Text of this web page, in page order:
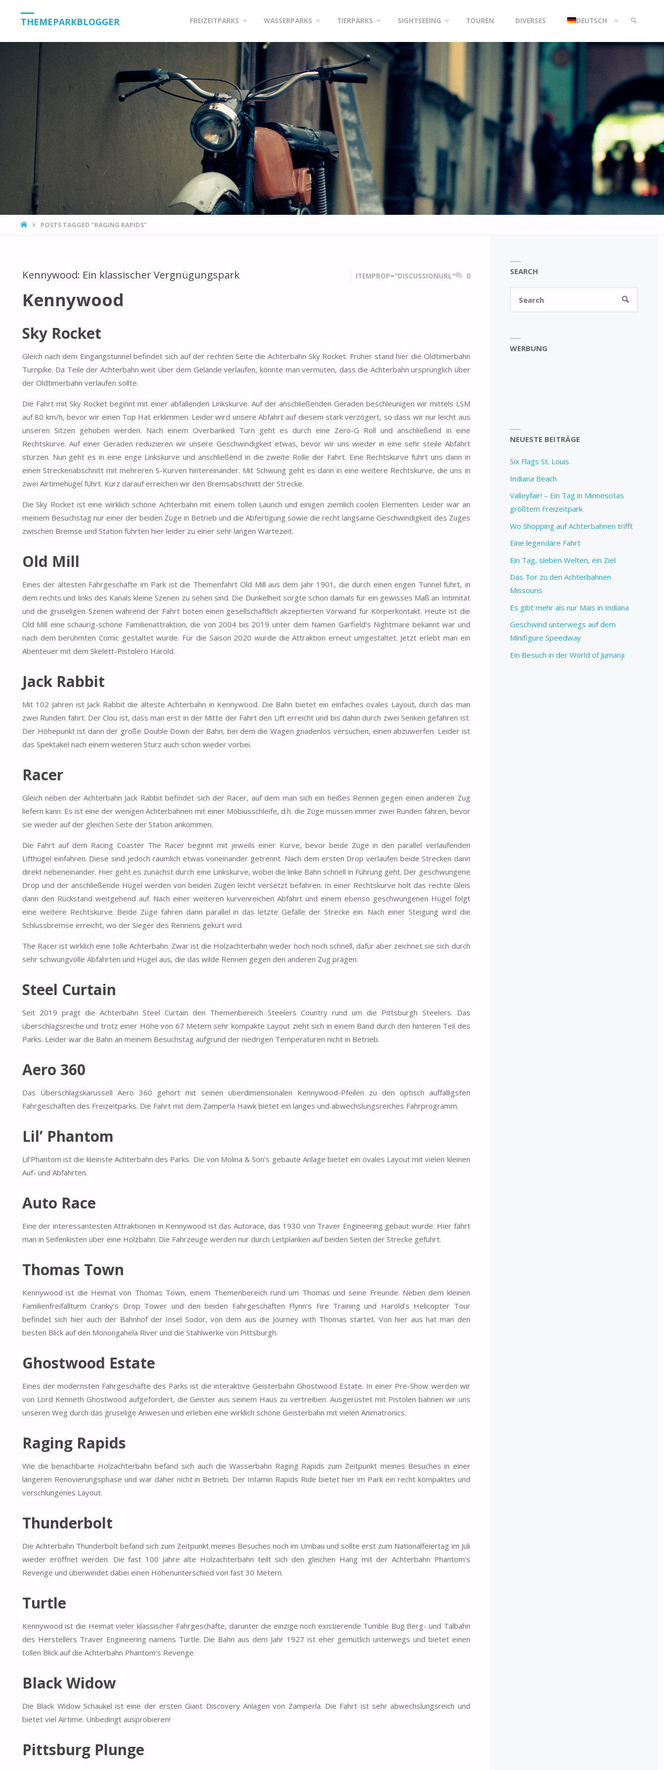
THEMEPARKBLOGGER
content
FREIZEITPARKS WASSERPARKS TIERPARKS SIGHTSEEING TOUREN DIVERSES DEUTSCH
HOMEPOSTS TAGGED "RAGING RAPIDS"
Kennywood: Ein klassischer Vergnügungspark ITEMPROP="DISCUSSIONURL" 0
Kennywood
Sky Rocket
Gleich nach dem Eingangstunnel befindet sich auf der rechten Seite die Achterbahn Sky Rocket. Früher stand hier die Oldtimerbahn
Turnpike. Da Teile der Achterbahn weit über dem Gelände verlaufen, könnte man vermuten, dass die Achterbahn ursprünglich über
der Oldtimerbahn verlaufen sollte.
Die Fahrt mit Sky Rocket beginnt mit einer abfallenden Linkskurve. Auf der anschließenden Geraden beschleunigen wir mittels LSM
auf 80 km/h, bevor wir einen Top Hat erklimmen. Leider wird unsere Abfahrt auf diesem stark verzögert, so dass wir nur leicht aus
unseren Sitzen gehoben werden. Nach einem Overbanked Turn geht es durch eine Zero-G Roll und anschließend in eine
Rechtskurve. Auf einer Geraden reduzieren wir unsere Geschwindigkeit etwas, bevor wir uns wieder in eine sehr steile Abfahrt
stürzen. Nun geht es in eine enge Linkskurve und anschließend in die zweite Rolle der Fahrt. Eine Rechtskurve führt uns dann in
einen Streckenabschnitt mit mehreren S-Kurven hintereinander. Mit Schwung geht es dann in eine weitere Rechtskurve, die uns in
zwei Airtimehügel führt. Kurz darauf erreichen wir den Bremsabschnitt der Strecke.
Die Sky Rocket ist eine wirklich schöne Achterbahn mit einem tollen Launch und einigen ziemlich coolen Elementen. Leider war an
meinem Besuchstag nur einer der beiden Züge in Betrieb und die Abfertigung sowie die recht langsame Geschwindigkeit des Zuges
zwischen Bremse und Station führten hier leider zu einer sehr langen Wartezeit.
Old Mill
Eines der ältesten Fahrgeschäfte im Park ist die Themenfahrt Old Mill aus dem Jahr 1901, die durch einen engen Tunnel führt, in
dem rechts und links des Kanals kleine Szenen zu sehen sind. Die Dunkelheit sorgte schon damals für ein gewisses Maß an Intimität
und die gruseligen Szenen während der Fahrt boten einen gesellschaftlich akzeptierten Vorwand für Körperkontakt. Heute ist die
Old Mill eine schaurig-schöne Familienattraktion, die von 2004 bis 2019 unter dem Namen Garfield’s Nightmare bekannt war und
nach dem berühmten Comic gestaltet wurde. Für die Saison 2020 wurde die Attraktion erneut umgestaltet. Jetzt erlebt man ein
Abenteuer mit dem Skelett-Pistolero Harold.
Jack Rabbit
Mit 102 Jahren ist Jack Rabbit die älteste Achterbahn in Kennywood. Die Bahn bietet ein einfaches ovales Layout, durch das man
zwei Runden fährt. Der Clou ist, dass man erst in der Mitte der Fahrt den Lift erreicht und bis dahin durch zwei Senken gefahren ist.
Der Höhepunkt ist dann der große Double Down der Bahn, bei dem die Wagen gnadenlos versuchen, einen abzuwerfen. Leider ist
das Spektakel nach einem weiteren Sturz auch schon wieder vorbei.
Racer
Gleich neben der Achterbahn Jack Rabbit befindet sich der Racer, auf dem man sich ein heißes Rennen gegen einen anderen Zug
liefern kann. Es ist eine der wenigen Achterbahnen mit einer Möbiusschleife, d.h. die Züge müssen immer zwei Runden fahren, bevor
sie wieder auf der gleichen Seite der Station ankommen.
Die Fahrt auf dem Racing Coaster The Racer beginnt mit jeweils einer Kurve, bevor beide Züge in den parallel verlaufenden
Lifthügel einfahren. Diese sind jedoch räumlich etwas voneinander getrennt. Nach dem ersten Drop verlaufen beide Strecken dann
direkt nebeneinander. Hier geht es zunächst durch eine Linkskurve, wobei die linke Bahn schnell in Führung geht. Der geschwungene
Drop und der anschließende Hügel werden von beiden Zügen leicht versetzt befahren. In einer Rechtskurve holt das rechte Gleis
dann den Rückstand weitgehend auf. Nach einer weiteren kurvenreichen Abfahrt und einem ebenso geschwungenen Hügel folgt
eine weitere Rechtskurve. Beide Züge fahren dann parallel in das letzte Gefälle der Strecke ein. Nach einer Steigung wird die
Schlussbremse erreicht, wo der Sieger des Rennens gekürt wird.
The Racer ist wirklich eine tolle Achterbahn. Zwar ist die Holzachterbahn weder hoch noch schnell, dafür aber zeichnet sie sich durch
sehr schwungvolle Abfahrten und Hügel aus, die das wilde Rennen gegen den anderen Zug prägen.
Steel Curtain
Seit 2019 prägt die Achterbahn Steel Curtain den Themenbereich Steelers Country rund um die Pittsburgh Steelers. Das
überschlagsreiche und trotz einer Höhe von 67 Metern sehr kompakte Layout zieht sich in einem Band durch den hinteren Teil des
Parks. Leider war die Bahn an meinem Besuchstag aufgrund der niedrigen Temperaturen nicht in Betrieb.
Aero 360
Das Überschlagskarussell Aero 360 gehört mit seinen überdimensionalen Kennywood-Pfeilen zu den optisch auffälligsten
Fahrgeschäften des Freizeitparks. Die Fahrt mit dem Zamperla Hawk bietet ein langes und abwechslungsreiches Fahrprogramm.
Lil’ Phantom
Lil’Phantom ist die kleinste Achterbahn des Parks. Die von Molina & Son’s gebaute Anlage bietet ein ovales Layout mit vielen kleinen
Auf- und Abfahrten.
Auto Race
Eine der interessantesten Attraktionen in Kennywood ist das Autorace, das 1930 von Traver Engineering gebaut wurde. Hier fährt
man in Seifenkisten über eine Holzbahn. Die Fahrzeuge werden nur durch Leitplanken auf beiden Seiten der Strecke geführt.
Thomas Town
Kennywood ist die Heimat von Thomas Town, einem Themenbereich rund um Thomas und seine Freunde. Neben dem kleinen
Familienfreifallturm Cranky’s Drop Tower und den beiden Fahrgeschäften Flynn’s Fire Training und Harold’s Helicopter Tour
befindet sich hier auch der Bahnhof der Insel Sodor, von dem aus die Journey with Thomas startet. Von hier aus hat man den
besten Blick auf den Monongahela River und die Stahlwerke von Pittsburgh.
Ghostwood Estate
Eines der modernsten Fahrgeschäfte des Parks ist die interaktive Geisterbahn Ghostwood Estate. In einer Pre-Show werden wir
von Lord Kenneth Ghostwood aufgefordert, die Geister aus seinem Haus zu vertreiben. Ausgerüstet mit Pistolen bahnen wir uns
unseren Weg durch das gruselige Anwesen und erleben eine wirklich schöne Geisterbahn mit vielen Animatronics.
Raging Rapids
Wie die benachbarte Holzachterbahn befand sich auch die Wasserbahn Raging Rapids zum Zeitpunkt meines Besuches in einer
längeren Renovierungsphase und war daher nicht in Betrieb. Der Intamin Rapids Ride bietet hier im Park ein recht kompaktes und
verschlungenes Layout.
Thunderbolt
Die Achterbahn Thunderbolt befand sich zum Zeitpunkt meines Besuches noch im Umbau und sollte erst zum Nationalfeiertag im Juli
wieder eröffnet werden. Die fast 100 Jahre alte Holzachterbahn teilt sich den gleichen Hang mit der Achterbahn Phantom’s
Revenge und überwindet dabei einen Höhenunterschied von fast 30 Metern.
Turtle
Kennywood ist die Heimat vieler klassischer Fahrgeschäfte, darunter die einzige noch existierende Tumble Bug Berg- und Talbahn
des Herstellers Traver Engineering namens Turtle. Die Bahn aus dem Jahr 1927 ist eher gemütlich unterwegs und bietet einen
tollen Blick auf die Achterbahn Phantom’s Revenge.
Black Widow
Die Black Widow Schaukel ist eine der ersten Giant Discovery Anlagen von Zamperla. Die Fahrt ist sehr abwechslungsreich und
bietet viel Airtime. Unbedingt ausprobieren!
Pittsburg Plunge
SEARCH
SEARCH
WERBUNG
NEUESTE BEITRÄGE
Six Flags St. Louis
Indiana Beach
Valleyfair! – Ein Tag in Minnesotas
größtem Freizeitpark
Wo Shopping auf Achterbahnen trifft
Eine legendäre Fahrt
Ein Tag, sieben Welten, ein Ziel
Das Tor zu den Achterbahnen
Missouris
Es gibt mehr als nur Mais in Indiana
Geschwind unterwegs auf dem
Minifigure Speedway
Ein Besuch in der World of Jumanji